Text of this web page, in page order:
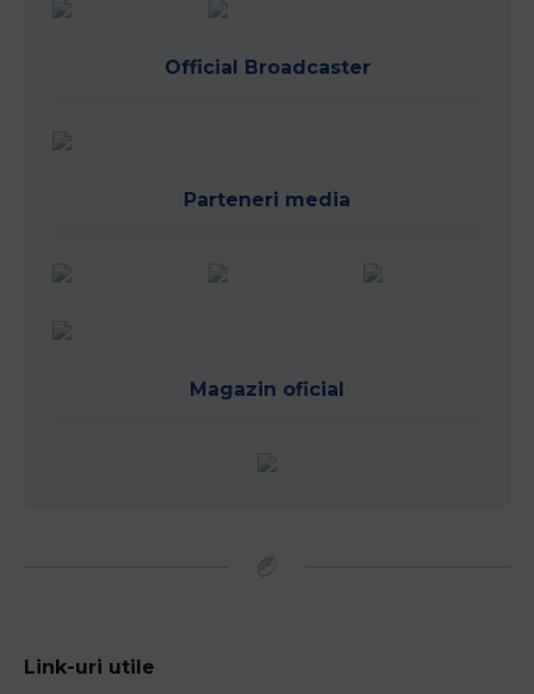
Official Broadcaster
Parteneri media
Magazin oficial
Link-uri utile